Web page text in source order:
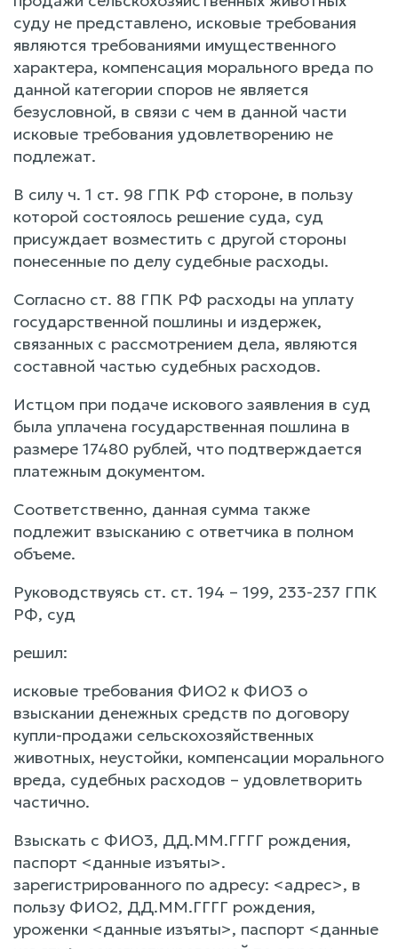
суду не представлено, исковые требования
являются требованиями имущественного
характера, компенсация морального вреда по
данной категории споров не является
безусловной, в связи с чем в данной части
исковые требования удовлетворению не
подлежат.
В силу ч. 1 ст. 98 ГПК РФ стороне, в пользу
которой состоялось решение суда, суд
присуждает возместить с другой стороны
понесенные по делу судебные расходы.
Согласно ст. 88 ГПК РФ расходы на уплату
государственной пошлины и издержек,
связанных с рассмотрением дела, являются
составной частью судебных расходов.
Истцом при подаче искового заявления в суд
была уплачена государственная пошлина в
размере 17480 рублей, что подтверждается
платежным документом.
Соответственно, данная сумма также
подлежит взысканию с ответчика в полном
объеме.
Руководствуясь ст. ст. 194 – 199, 233-237 ГПК
РФ, суд
решил:
исковые требования ФИО2 к ФИО3 о
взыскании денежных средств по договору
купли-продажи сельскохозяйственных
животных, неустойки, компенсации морального
вреда, судебных расходов – удовлетворить
частично.
Взыскать с ФИО3, ДД.ММ.ГГГГ рождения,
паспорт <данные изъяты>.
зарегистрированного по адресу: <адрес>, в
пользу ФИО2, ДД.ММ.ГГГГ рождения,
уроженки <данные изъяты>, паспорт <данные